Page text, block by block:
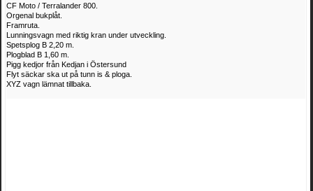
CF Moto / Terralander 800.
Orgenal bukplåt.
Framruta.
Lunningsvagn med riktig kran under utveckling.
Spetsplog B 2,20 m.
Plogblad B 1,60 m.
Pigg kedjor från Kedjan i Östersund
Flyt säckar ska ut på tunn is & ploga.
XYZ vagn lämnat tillbaka.